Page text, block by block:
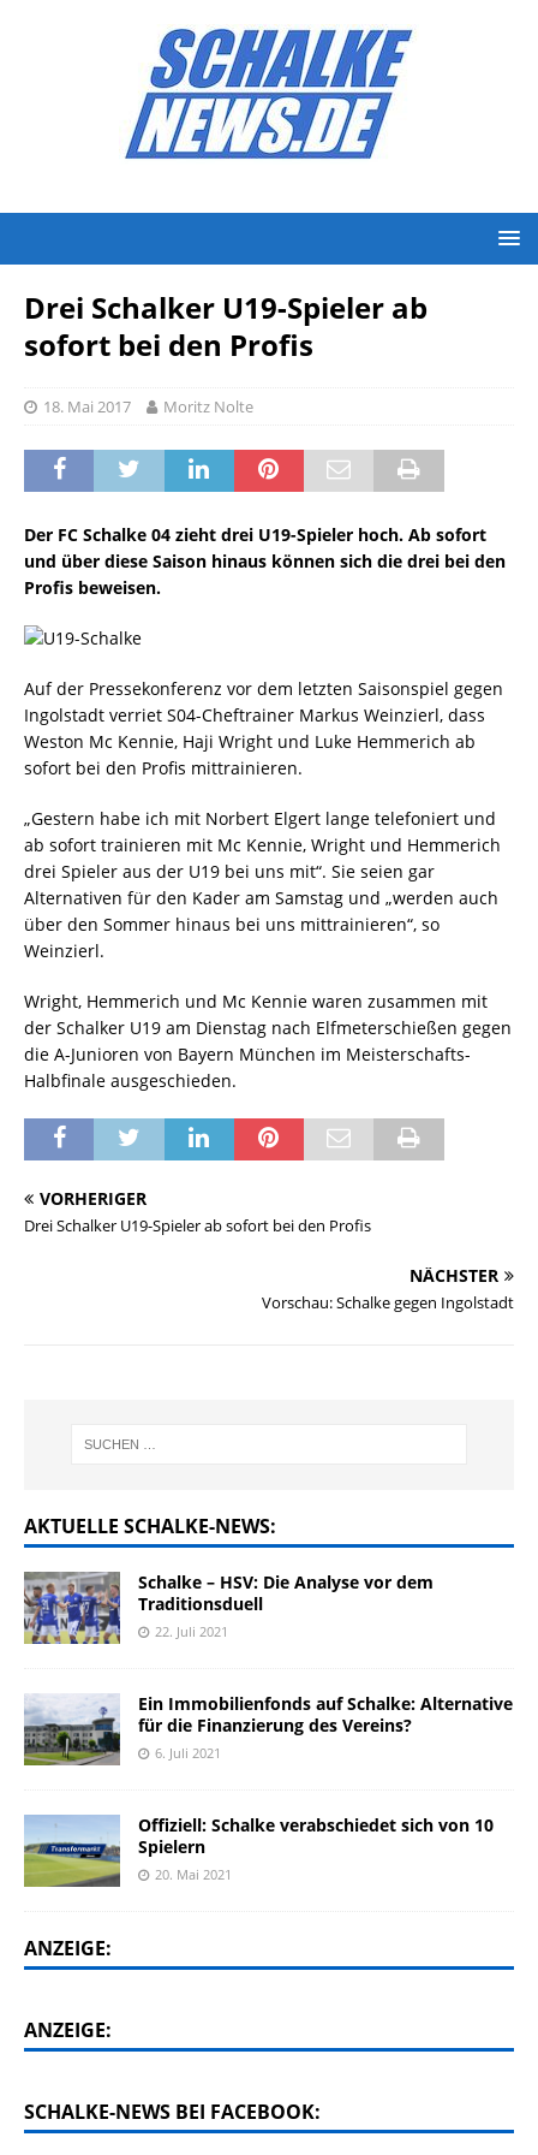
Drei Schalker U19-Spieler ab
sofort bei den Profis
18. Mai 2017 Moritz Nolte
Der FC Schalke 04 zieht drei U19-Spieler hoch. Ab sofort
und über diese Saison hinaus können sich die drei bei den
Profis beweisen.
Auf der Pressekonferenz vor dem letzten Saisonspiel gegen
Ingolstadt verriet S04-Cheftrainer Markus Weinzierl, dass
Weston Mc Kennie, Haji Wright und Luke Hemmerich ab
sofort bei den Profis mittrainieren.
„Gestern habe ich mit Norbert Elgert lange telefoniert und
ab sofort trainieren mit Mc Kennie, Wright und Hemmerich
drei Spieler aus der U19 bei uns mit“. Sie seien gar
Alternativen für den Kader am Samstag und „werden auch
über den Sommer hinaus bei uns mittrainieren“, so
Weinzierl.
Wright, Hemmerich und Mc Kennie waren zusammen mit
der Schalker U19 am Dienstag nach Elfmeterschießen gegen
die A-Junioren von Bayern München im Meisterschafts-
Halbfinale ausgeschieden.
VORHERIGER
Drei Schalker U19-Spieler ab sofort bei den Profis
NÄCHSTER
Vorschau: Schalke gegen Ingolstadt
AKTUELLE SCHALKE-NEWS:
Schalke – HSV: Die Analyse vor dem
Traditionsduell
22. Juli 2021
Ein Immobilienfonds auf Schalke: Alternative
für die Finanzierung des Vereins?
6. Juli 2021
Offiziell: Schalke verabschiedet sich von 10
Spielern
20. Mai 2021
ANZEIGE:
ANZEIGE:
SCHALKE-NEWS BEI FACEBOOK: